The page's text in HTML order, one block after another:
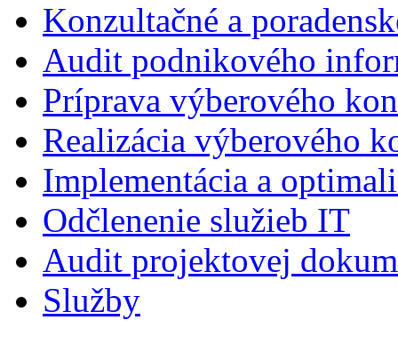
Konzultačné a
Audit podnikového
Príprava výberového
Realizácia výberového
Implementácia a
Odčlenenie služieb IT
Audit projektovej
Služby